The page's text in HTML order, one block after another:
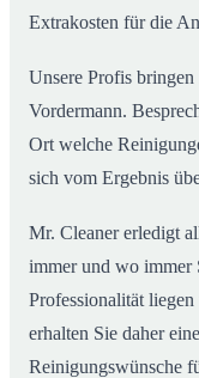
Extrakosten für die
Unsere Profis
Vordermann.
Ort welche
sich vom Ergebnis
Mr. Cleaner erledigt
immer und wo immer
Professionalität
erhalten Sie daher
Reinigungswünsche